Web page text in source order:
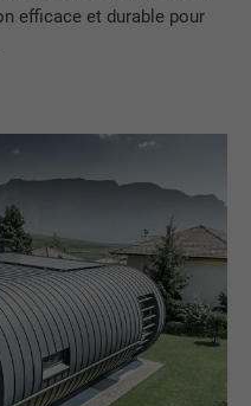
efficace et durable pour